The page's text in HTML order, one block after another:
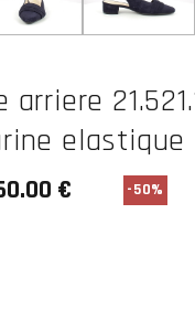
arriere
elastique
-50%